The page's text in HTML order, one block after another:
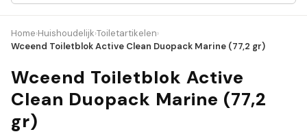
Home›Huishoudelijk›Toiletartikelen›
Wceend Toiletblok Active Clean Duopack Marine (77,2 gr)
Wceend Toiletblok Active
Clean Duopack Marine (77,2
gr)